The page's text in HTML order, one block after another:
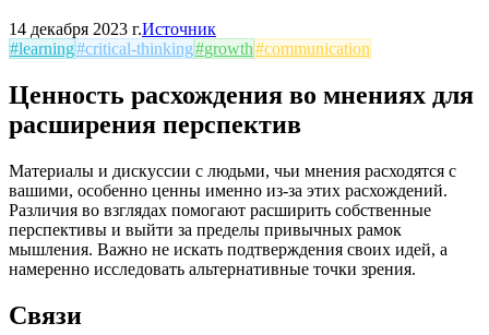
14 декабря 2023 г.Источник
#learning#critical-thinking#growth#communication
Ценность расхождения во мнениях для
расширения перспектив
Материалы и дискуссии с людьми, чьи мнения расходятся с
вашими, особенно ценны именно из-за этих расхождений.
Различия во взглядах помогают расширить собственные
перспективы и выйти за пределы привычных рамок
мышления. Важно не искать подтверждения своих идей, а
намеренно исследовать альтернативные точки зрения.
Связи